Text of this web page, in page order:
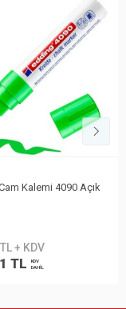
Kalemi 4090 Açık
+ KDV
TL
KDV
DAHİL